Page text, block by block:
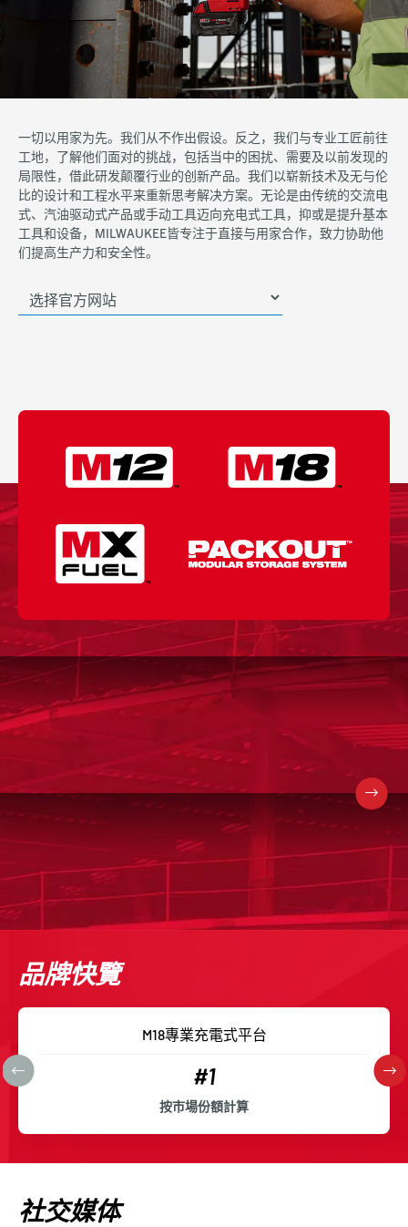
一切以用家为先。我们从不作出假设。反之，我们与专业工匠前往
工地，了解他们面对的挑战，包括当中的困扰、需要及以前发现的
局限性，借此研发颠覆行业的创新产品。我们以崭新技术及无与伦
比的设计和工程水平来重新思考解决方案。无论是由传统的交流电
式、汽油驱动式产品或手动工具迈向充电式工具，抑或是提升基本
工具和设备，MILWAUKEE皆专注于直接与用家合作，致力协助他
们提高生产力和安全性。
品牌快覽
M18專業充電式平台
#1
按市場份額計算
社交媒体